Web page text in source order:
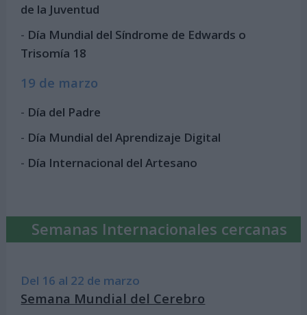
de la Juventud
- Día Mundial del Síndrome de Edwards o
Trisomía 18
19 de marzo
- Día del Padre
- Día Mundial del Aprendizaje Digital
- Día Internacional del Artesano
Semanas Internacionales cercanas
Del 16 al 22 de marzo
Semana Mundial del Cerebro